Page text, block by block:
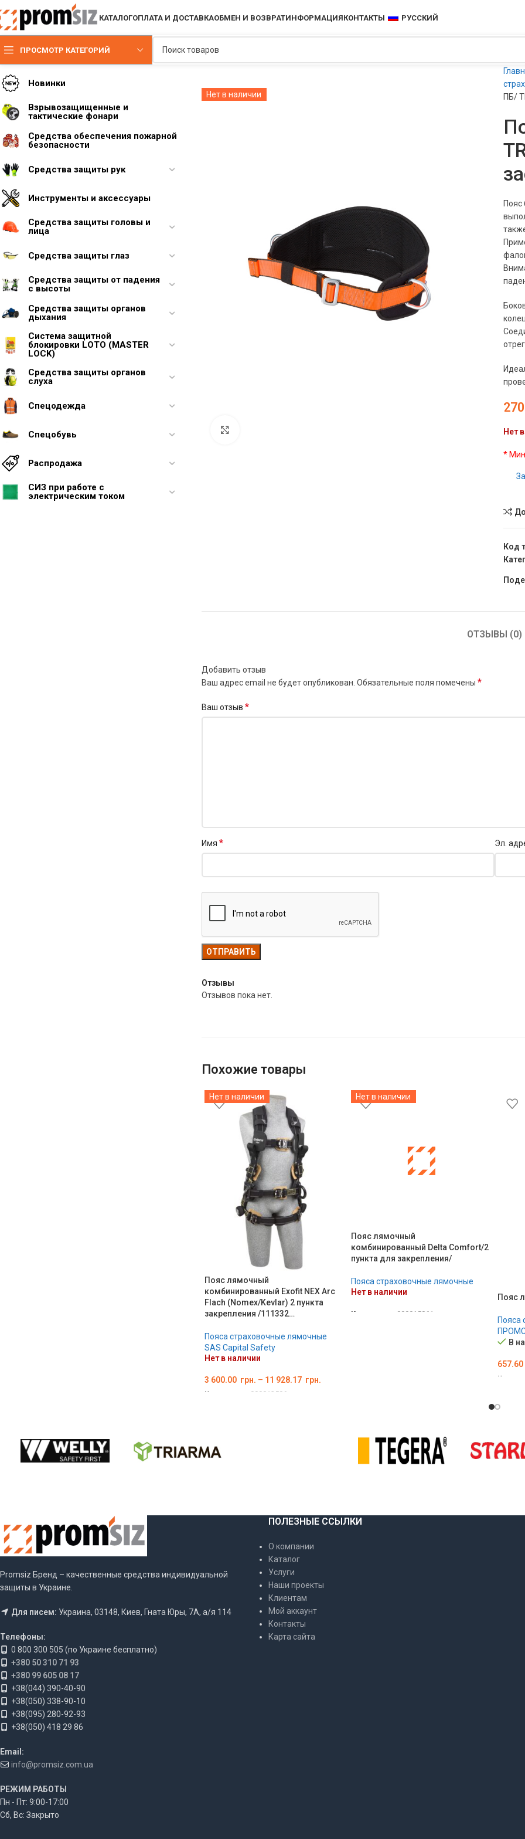
КАТАЛОГОПЛАТА И ДОСТАВКАОБМЕН И ВОЗВРАТИНФОРМАЦИЯКОНТАКТЫ РУССКИЙ
ПРОСМОТР КАТЕГОРИЙ
Новинки
Взрывозащищенные и
тактические фонари
Средства обеспечения пожарной
безопасности
Средства защиты рук
Инструменты и аксессуары
Средства защиты головы и
лица
Средства защиты глаз
Средства защиты от падения
с высоты
Средства защиты органов
дыхания
Система защитной
блокировки LOTO (MASTER
LOCK)
Средства защиты органов
слуха
Спецодежда
Спецобувь
Распродажа
СИЗ при работе с
электрическим током
Нет в наличии
ПБ/
Пояс
Нет
*
Код
ОТЗЫВЫ (0)
Отзывы
Отзывов пока нет.
Добавить отзыв
Ваш адрес email не будет опубликован. Обязательные поля помечены *
Ваш отзыв *
Имя * Эл.
Похожие товары
Нет в наличии
Пояс лямочный
комбинированный Exofit NEX Arc
Flach (Nomex/Kevlar) 2 пункта
закрепления /111332…
Пояса страховочные лямочные
SAS Capital Safety
Нет в наличии
3 600.00 грн. – 11 928.17 грн.
Код товара: 000012506
Нет в наличии
Пояс лямочный
комбинированный Delta Comfort/2
пункта для закрепления/
Пояса страховочные лямочные
Нет в наличии
Код товара: 000015861
Пояс
Пояса
В
657.60
Код
Promsiz Бренд – качественные средства индивидуальной
защиты в Украине.
Для писем: Украина, 03148, Киев, Гната Юры, 7А, а/я 114
Телефоны:
0 800 300 505 (по Украине бесплатно)
+380 50 310 71 93
+380 99 605 08 17
+38(044) 390-40-90
+38(050) 338-90-10
+38(095) 280-92-93
+38(050) 418 29 86
Email:
info@promsiz.com.ua
РЕЖИМ РАБОТЫ
Пн - Пт: 9:00-17:00
Сб, Вс: Закрыто
ПОЛЕЗНЫЕ ССЫЛКИ
О компании
Каталог
Услуги
Наши проекты
Клиентам
Мой аккаунт
Контакты
Карта сайта